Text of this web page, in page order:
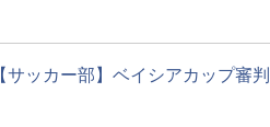
【サッカー部】ベイシアカップ審判